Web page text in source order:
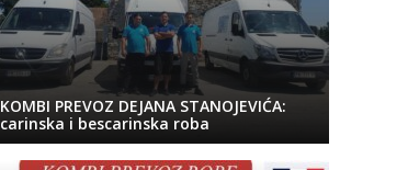
KOMBI PREVOZ DEJANA STANOJEVIĆA:
carinska i bescarinska roba